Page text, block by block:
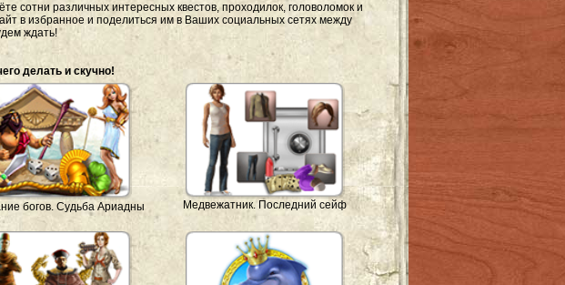
сотни различных интересных квестов, проходилок, головоломок и
в избранное и поделиться им в Ваших социальных сетях между
ждать!
делать и скучно!
богов. Судьба Ариадны Медвежатник. Последний сейф